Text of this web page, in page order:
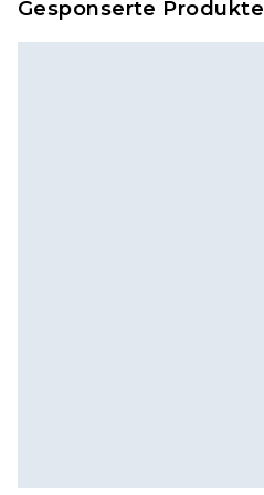
Gesponserte Produkte